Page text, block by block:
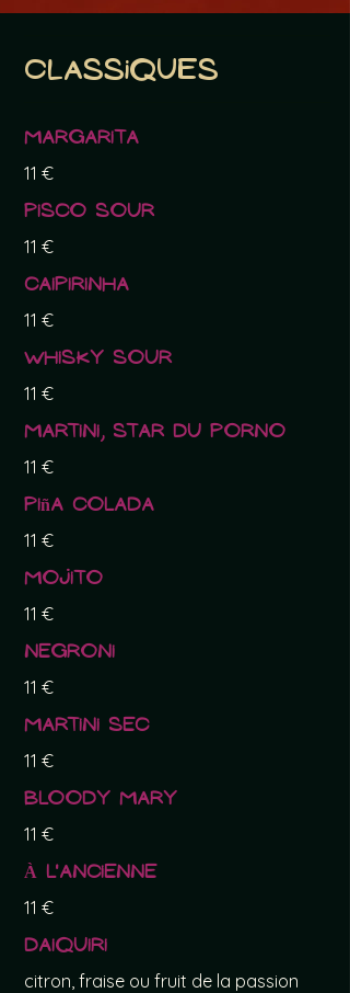
Classiques
Margarita
11 €
Pisco Sour
11 €
Caipirinha
11 €
Whisky sour
11 €
Martini, star du porno
11 €
Piña Colada
11 €
Mojito
11 €
Negroni
11 €
Martini sec
11 €
Bloody Mary
11 €
À l'ancienne
11 €
Daiquiri
citron, fraise ou fruit de la passion